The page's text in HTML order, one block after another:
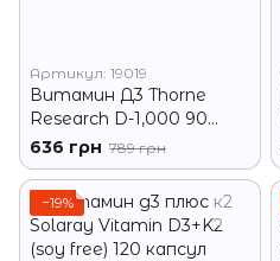
Артикул: 19019
Витамин Д3 Thorne
Research D-1,000 90
капс
636 грн 789 грн
−19%